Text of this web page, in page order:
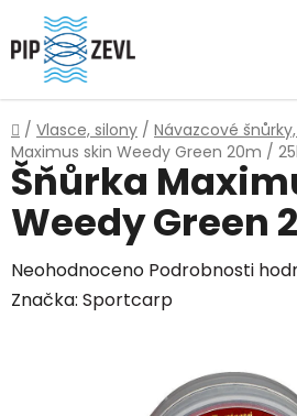
Přejít
na
obsah
Domů
/ Vlasce, silony / Návazcové
Maximus skin Weedy Green 20m /
Šňůrka
Weedy Green
Průměrné
hodnocení
Neohodnoceno Podrobnosti
Značka: Sportcarp